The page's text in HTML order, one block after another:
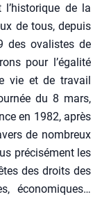
l’historique de la
de tous, depuis
des ova­listes de
pour l’égalité
vie et de tra­vail
du 8 mars,
en 1982, après
de nom­breux
pré­ci­sé­ment les
des droits des
éco­no­miques…